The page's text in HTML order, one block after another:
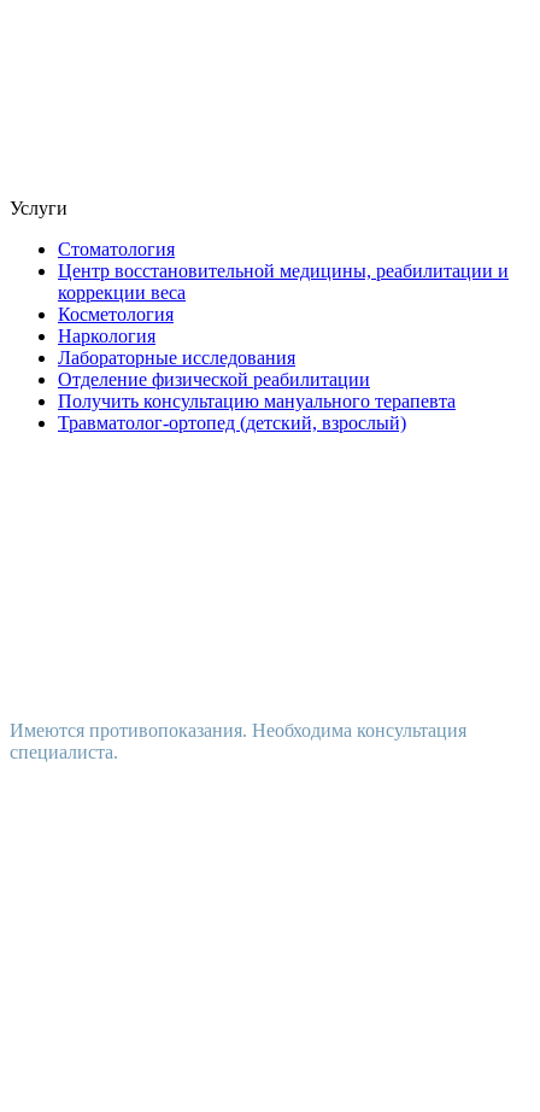
Услуги
Стоматология
Центр восстановительной медицины, реабилитации и
коррекции веса
Косметология
Наркология
Лабораторные исследования
Отделение физической реабилитации
Получить консультацию мануального терапевта
Травматолог-ортопед (детский, взрослый)
Имеются противопоказания. Необходима консультация
специалиста.